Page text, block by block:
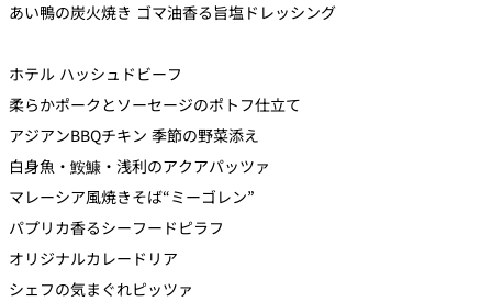
バー カプリ
タワー・カフ
SKY BAR
トレーダーヴ
ィックス 東京
ボートハウス RANSEN はな
れ
ス
あい鴨の炭火焼き ゴマ油香る旨塩ドレッシング
ホテル ハッシュドビーフ
柔らかポークとソーセージのポトフ仕立て
アジアンBBQチキン 季節の野菜添え
白身魚・鮟鱇・浅利のアクアパッツァ
マレーシア風焼きそば“ミーゴレン”
パプリカ香るシーフードピラフ
オリジナルカレードリア
シェフの気まぐれピッツァ